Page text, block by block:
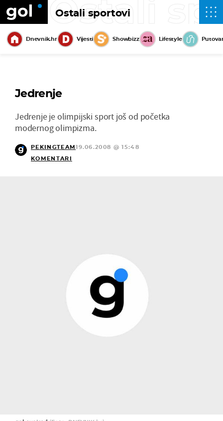
Ostali sportovi
Ostali
Dnevnik.hr Vijesti Showbizz Lifestyle
Jedrenje
Jedrenje je olimpijski sport još od početka
modernog olimpizma.
PEKINGTEAM19.06.2008 @ 15:48
KOMENTARI